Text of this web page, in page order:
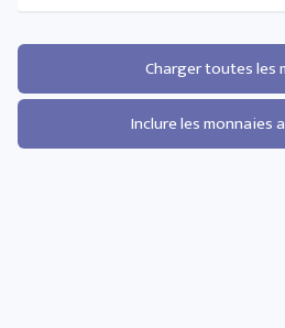
Charger toutes les
Inclure les monnaies